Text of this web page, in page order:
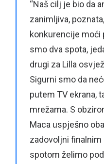
“Naš cilj je bio da
zanimljiva,
konkurencije moći
smo dva spota,
drugi za Lilla
Sigurni smo da
putem TV ekrana,
mrežama. S
Maca uspješno
zadovoljni
spotom želimo